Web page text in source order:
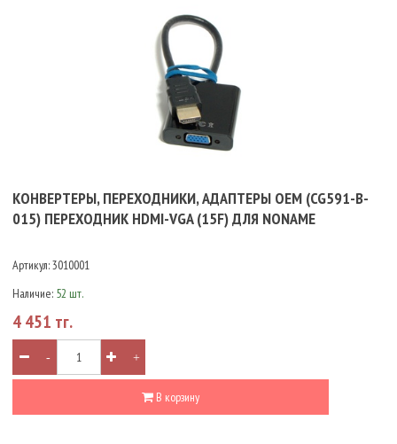
КОНВЕРТЕРЫ, ПЕРЕХОДНИКИ, АДАПТЕРЫ OEM (CG591-B-
015) ПЕРЕХОДНИК HDMI-VGA (15F) ДЛЯ NONAME
Артикул:3010001
Наличие: 52 шт.
4 451 тг.
- +
В корзину